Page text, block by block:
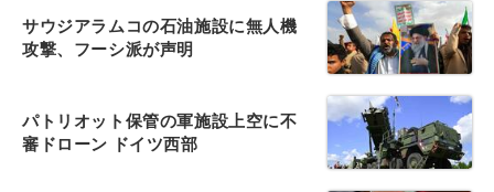
サウジアラムコの石油施設に無人機
攻撃、フーシ派が声明
パトリオット保管の軍施設上空に不
審ドローン ドイツ西部